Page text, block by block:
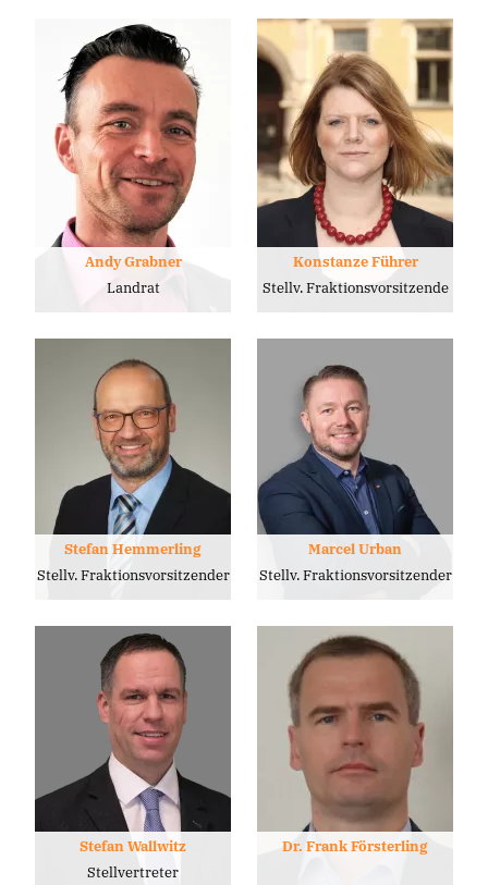
Andy Grabner
Landrat
Konstanze Führer
Stellv. Fraktionsvorsitzende
Stefan Hemmerling
Stellv. Fraktionsvorsitzender
Marcel Urban
Stellv. Fraktionsvorsitzender
Stefan Wallwitz
Stellvertreter
Dr. Frank Försterling